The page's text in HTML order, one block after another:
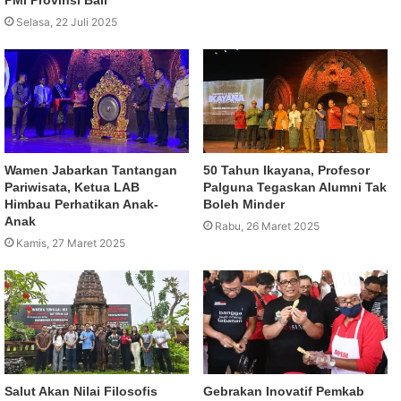
Selasa, 22 Juli 2025
Wamen Jabarkan Tantangan
Pariwisata, Ketua LAB
Himbau Perhatikan Anak-
Anak
Kamis, 27 Maret 2025
50 Tahun Ikayana, Profesor
Palguna Tegaskan Alumni Tak
Boleh Minder
Rabu, 26 Maret 2025
Salut Akan Nilai Filosofis Gebrakan Inovatif Pemkab